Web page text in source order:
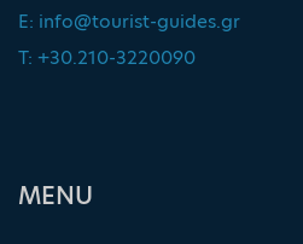
E: info@tourist-guides.gr
T: +30.210-3220090
ΜΕΝU